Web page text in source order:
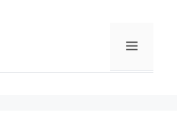
Menu